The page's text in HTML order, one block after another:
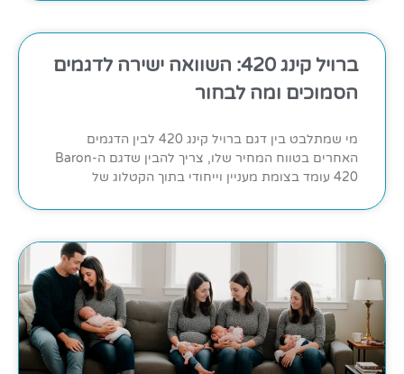
ברויל קינג 420: השוואה ישירה לדגמים
הסמוכים ומה לבחור
מי שמתלבט בין דגם ברויל קינג 420 לבין הדגמים
האחרים בטווח המחיר שלו, צריך להבין שדגם ה-Baron
420 עומד בצומת מעניין וייחודי בתוך הקטלוג של